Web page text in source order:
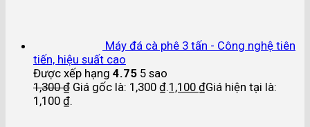
Máy đá cà phê 3 tấn - Công nghệ tiên
tiến, hiệu suất cao
Được xếp hạng 4.75 5 sao
1,300₫ Giá gốc là: 1,300 ₫.1,100 ₫Giá hiện tại là:
1,100 ₫.